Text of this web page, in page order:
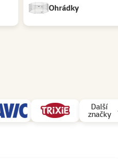
Ohrádky
Další
značky